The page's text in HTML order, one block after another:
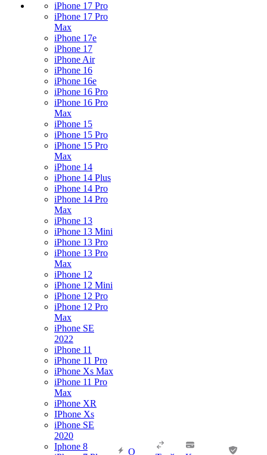
iPhone 17 Pro
iPhone 17 Pro
Max
iPhone 17e
iPhone 17
iPhone Air
iPhone 16
iPhone 16e
iPhone 16 Pro
iPhone 16 Pro
Max
iPhone 15
iPhone 15 Pro
iPhone 15 Pro
Max
iPhone 14
iPhone 14 Plus
iPhone 14 Pro
iPhone 14 Pro
Max
iPhone 13
iPhone 13 Mini
iPhone 13 Pro
iPhone 13 Pro
Max
iPhone 12
iPhone 12 Mini
iPhone 12 Pro
iPhone 12 Pro
Max
iPhone SE
2022
iPhone 11
iPhone 11 Pro
iPhone Xs Max
iPhone 11 Pro
Max
iPhone XR
IPhone Xs
iPhone SE
2020
Iphone 8
О